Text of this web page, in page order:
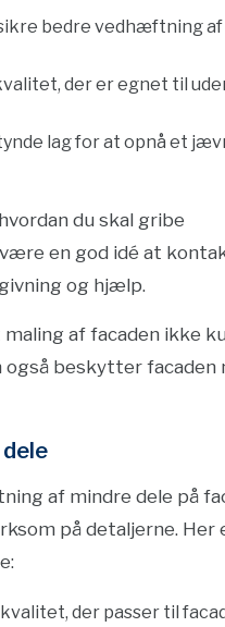
bedre vedhæftning af
der er egnet til
lag for at opnå et
du skal gribe
en god idé at
og hjælp.
af facaden ikke
beskytter facaden
af mindre dele på
på detaljerne. Her
der passer til